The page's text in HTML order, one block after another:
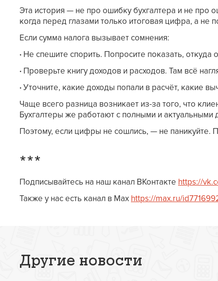
Эта история — не про ошибку бухгалтера и не про
когда перед глазами только итоговая цифра, а не
Если сумма налога вызывает сомнения:
· Не спешите спорить. Попросите показать, откуда
· Проверьте книгу доходов и расходов. Там всё
·Уточните, какие доходы попали в расчёт, какие
Чаще всего разница возникает из-за того, что
Бухгалтеры же работают с полными и актуальными
Поэтому, если цифры не сошлись, — не паникуйте.
***
Подписывайтесь на наш канал ВКонтакте https://
Также у нас есть канал в Max https://max.ru/
Другие новости